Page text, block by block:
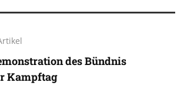
des Bündnis
Kampftag